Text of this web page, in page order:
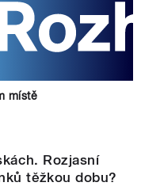
místě
Rozjasní
těžkou dobu?